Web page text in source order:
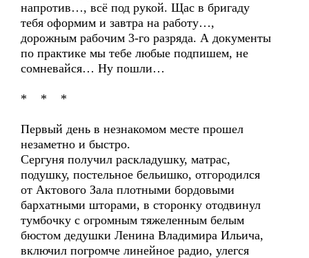
напротив…, всё под рукой. Щас в бригаду
тебя оформим и завтра на работу…,
дорожным рабочим 3-го разряда. А документы
по практике мы тебе любые подпишем, не
сомневайся… Ну пошли…
* * *
Первый день в незнакомом месте прошел
незаметно и быстро.
Сергуня получил раскладушку, матрас,
подушку, постельное бельишко, отгородился
от Актового Зала плотными бордовыми
бархатными шторами, в сторонку отодвинул
тумбочку с огромным тяжеленным белым
бюстом дедушки Ленина Владимира Ильича,
включил погромче линейное радио, улегся